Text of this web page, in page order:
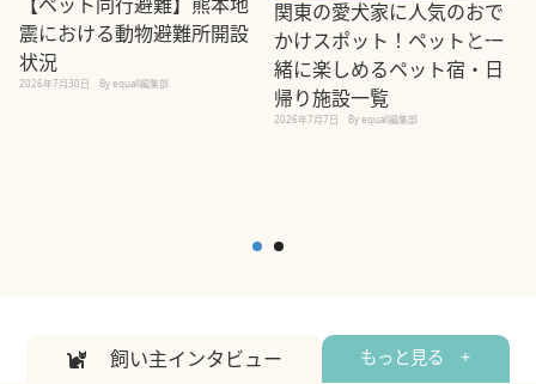
震における動物避難所開設
状況
2026年7月30日 By equall編集部
関東の愛犬家に人気のおで
かけスポット！ペットと一
緒に楽しめるペット宿・日
帰り施設一覧
2026年7月7日 By equall編集部
飼い主インタビュー もっと見る +